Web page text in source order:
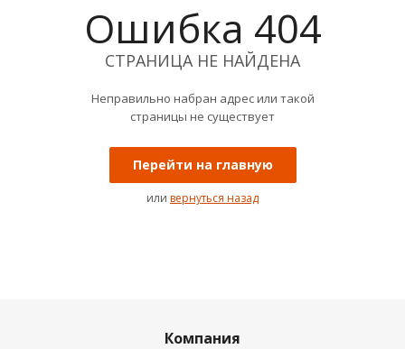
Ошибка 404
СТРАНИЦА НЕ НАЙДЕНА
Неправильно набран адрес или такой
страницы не существует
Перейти на главную
или вернуться назад
Компания